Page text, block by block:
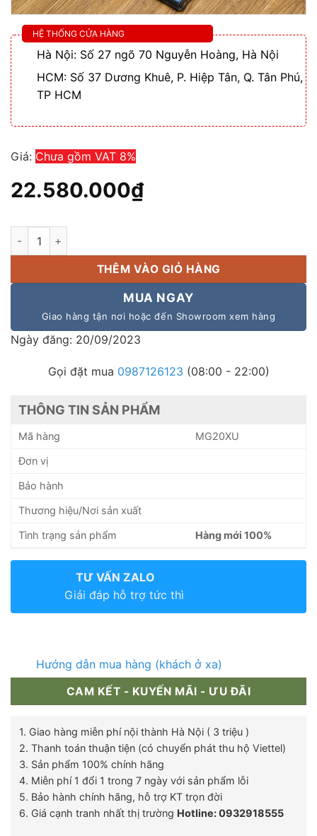
HỆ THỐNG CỬA HÀNG
Hà Nội: Số 27 ngõ 70 Nguyễn Hoàng, Hà Nội
HCM: Số 37 Dương Khuê, P. Hiệp Tân, Q. Tân Phú,
TP HCM
Giá: Chưa gồm VAT 8%
22.580.000₫
Bàn Mixer Yamaha MG20XU hàng chính hãng số lượng
THÊM VÀO GIỎ HÀNG
MUA NGAY
Giao hàng tận nơi hoặc đến Showroom xem hàng
Ngày đăng: 20/09/2023
Gọi đặt mua 0987126123 (08:00 - 22:00)
THÔNG TIN SẢN PHẨM
Mã hàng MG20XU
Đơn vị
Bảo hành
Thương hiệu/Nơi sản xuất
Tình trạng sản phẩm Hàng mới 100%
TƯ VẤN ZALO
Giải đáp hỗ trợ tức thì
Hướng dẫn mua hàng (khách ở xa)
CAM KẾT - KUYẾN MÃI - ƯU ĐÃI
1. Giao hàng miễn phí nội thành Hà Nội ( 3 triệu )
2. Thanh toán thuận tiện (có chuyển phát thu hộ Viettel)
3. Sản phẩm 100% chính hãng
4. Miễn phí 1 đổi 1 trong 7 ngày với sản phẩm lỗi
5. Bảo hành chính hãng, hỗ trợ KT trọn đời
6. Giá cạnh tranh nhất thị trường Hotline: 0932918555